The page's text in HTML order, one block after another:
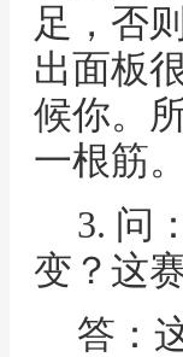
足，否
出面板
候你。
一根筋。
3. 问
变？这
答：